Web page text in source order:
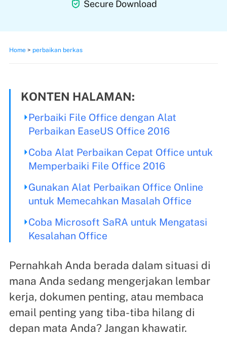
 Secure Download
Home> perbaikan berkas
KONTEN HALAMAN:
Perbaiki File Office dengan Alat
Perbaikan EaseUS Office 2016
Coba Alat Perbaikan Cepat Office untuk
Memperbaiki File Office 2016
Gunakan Alat Perbaikan Office Online
untuk Memecahkan Masalah Office
Coba Microsoft SaRA untuk Mengatasi
Kesalahan Office
Pernahkah Anda berada dalam situasi di
mana Anda sedang mengerjakan lembar
kerja, dokumen penting, atau membaca
email penting yang tiba-tiba hilang di
depan mata Anda? Jangan khawatir.